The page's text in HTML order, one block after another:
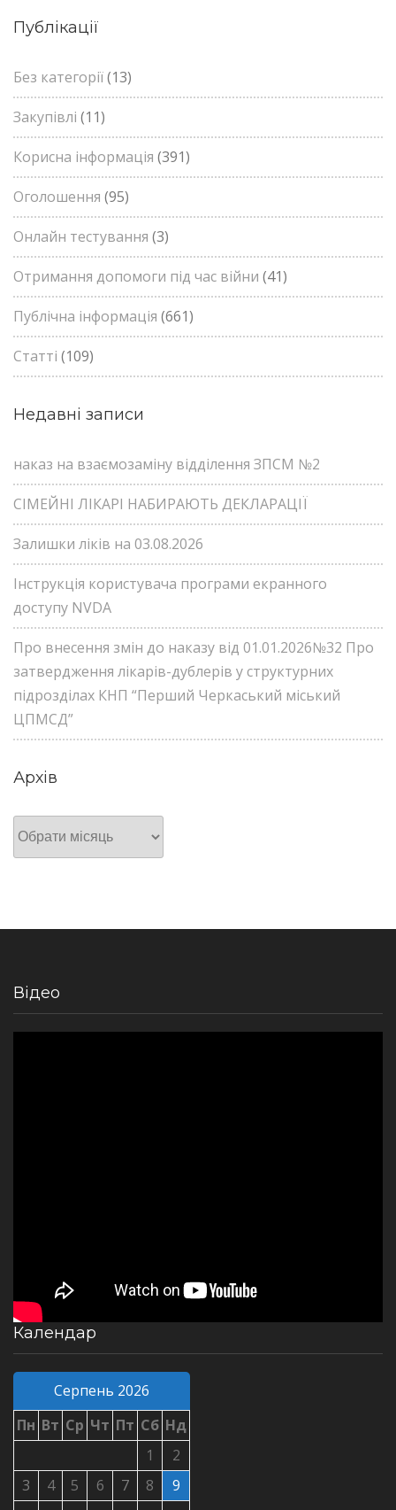
Публікації
Без категорії(13)
Закупівлі (11)
Корисна інформація (391)
Оголошення (95)
Онлайн тестування (3)
Отримання допомоги під час війни (41)
Публічна інформація (661)
Статті (109)
Недавні записи
наказ на взаємозаміну відділення ЗПСМ №2
СІМЕЙНІ ЛІКАРІ НАБИРАЮТЬ ДЕКЛАРАЦІЇ
Залишки ліків на 03.08.2026
Інструкція користувача програми екранного
доступу NVDA
Про внесення змін до наказу від 01.01.2026№32 Про
затвердження лікарів-дублерів у структурних
підрозділах КНП “Перший Черкаський міський
ЦПМСД”
Архів
Архів
Відео
Календар
Серпень 2026
Пн Вт Ср Чт Пт Сб Нд
1
2
3
4 5 6 7 8
9